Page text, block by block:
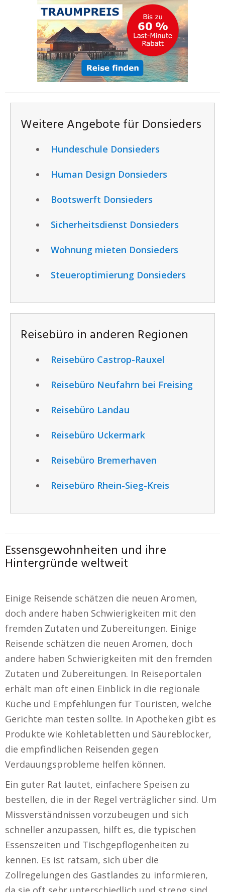
Weitere Angebote für Donsieders
Hundeschule Donsieders
Human Design Donsieders
Bootswerft Donsieders
Sicherheitsdienst Donsieders
Wohnung mieten Donsieders
Steueroptimierung Donsieders
Reisebüro in anderen Regionen
Reisebüro Castrop-Rauxel
Reisebüro Neufahrn bei Freising
Reisebüro Landau
Reisebüro Uckermark
Reisebüro Bremerhaven
Reisebüro Rhein-Sieg-Kreis
Essensgewohnheiten und ihre
Hintergründe weltweit
Einige Reisende schätzen die neuen Aromen,
doch andere haben Schwierigkeiten mit den
fremden Zutaten und Zubereitungen. Einige
Reisende schätzen die neuen Aromen, doch
andere haben Schwierigkeiten mit den fremden
Zutaten und Zubereitungen. In Reiseportalen
erhält man oft einen Einblick in die regionale
Küche und Empfehlungen für Touristen, welche
Gerichte man testen sollte. In Apotheken gibt es
Produkte wie Kohletabletten und Säureblocker,
die empfindlichen Reisenden gegen
Verdauungsprobleme helfen können.
Ein guter Rat lautet, einfachere Speisen zu
bestellen, die in der Regel verträglicher sind. Um
Missverständnissen vorzubeugen und sich
schneller anzupassen, hilft es, die typischen
Essenszeiten und Tischgepflogenheiten zu
kennen. Es ist ratsam, sich über die
Zollregelungen des Gastlandes zu informieren,